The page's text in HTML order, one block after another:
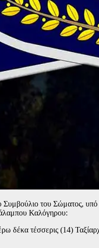
του Σώματος,
Καλόγηρου:
δέκα τέσσερις (14)